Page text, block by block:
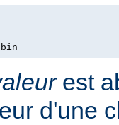
bin
est
d'une